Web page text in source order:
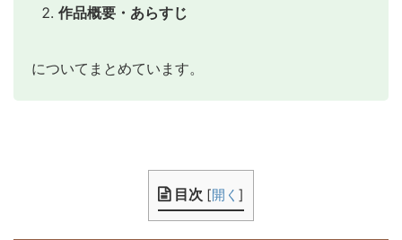
作品概要・あらすじ
についてまとめています。
目次 [開く ]